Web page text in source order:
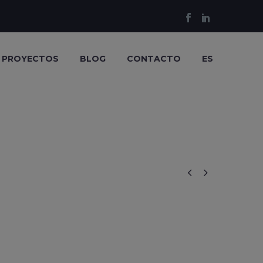
PROYECTOS BLOG CONTACTO ES
 